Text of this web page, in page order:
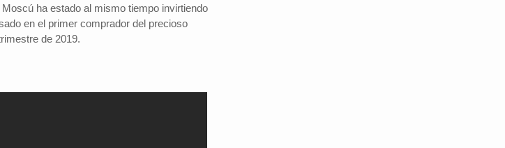
ha estado al mismo tiempo invirtiendo
en el primer comprador del precioso
de 2019.